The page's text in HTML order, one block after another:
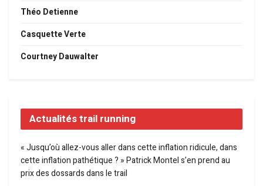
Théo Detienne
Casquette Verte
Courtney Dauwalter
Actualités trail running
« Jusqu’où allez-vous aller dans cette inflation ridicule, dans
cette inflation pathétique ? » Patrick Montel s’en prend au
prix des dossards dans le trail